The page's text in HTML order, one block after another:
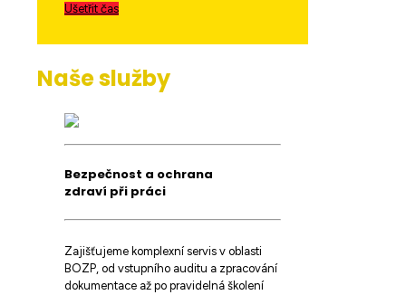
Ušetřit čas
Naše služby
Bezpečnost a ochrana
zdraví při práci
Zajišťujeme komplexní servis v oblasti
BOZP, od vstupního auditu a zpracování
dokumentace až po pravidelná školení